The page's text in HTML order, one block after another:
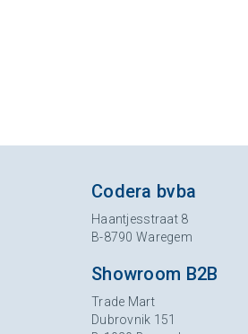
Codera bvba
Haantjesstraat 8
B-8790 Waregem
Showroom B2B
Trade Mart
Dubrovnik 151